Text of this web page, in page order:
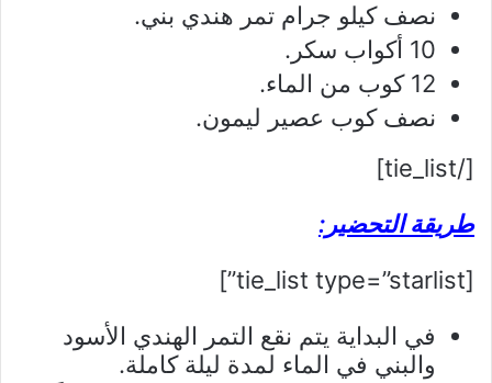
نصف كيلو جرام تمر هندي بني.
10 أكواب سكر.
12 كوب من الماء.
نصف كوب عصير ليمون.
[/tie_list]
طريقة التحضير:
[tie_list type=”starlist”]
في البداية يتم نقع التمر الهندي الأسود
والبني في الماء لمدة ليلة كاملة.